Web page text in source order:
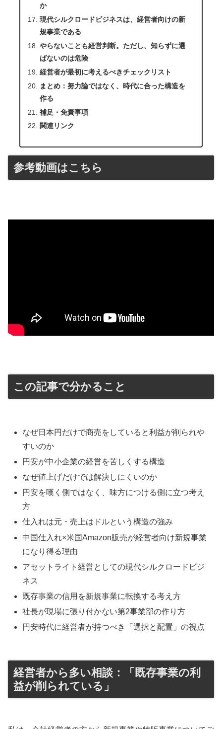
か
現代シルクロードビジネスは、経営者向けの新
規事業である
やらないことも経営判断。ただし、知らずに選
ばないのは危険
経営者が最初に考えるべきチェックリスト
まとめ：努力論ではなく、時代に合った構造を
作る
補足・免責事項
関連リンク
参考動画はこちら
この記事で分かること
なぜ日本円だけで商売をしていると利益が削られや
すいのか
円安が中小企業の経営を苦しくする構造
なぜ値上げだけでは解決しにくいのか
円安を嘆く側ではなく、味方につける側に立つ考え
方
仕入れは元・売上はドルという構造の強み
中国仕入れ×米国Amazon販売が経営者向け新規事業
になり得る理由
アセットライト経営としての現代シルクロードビジ
ネス
既存事業の信用を新規事業に転換する考え方
社長が現場に張り付かない第2事業部の作り方
円安時代に経営者が持つべき「選択と配置」の視点
経営者から多い相談：「既存事業の利
益が削られている」